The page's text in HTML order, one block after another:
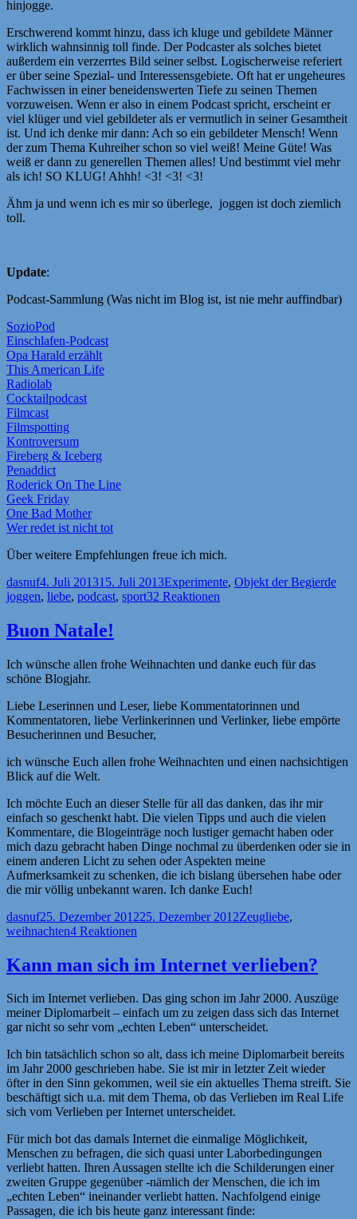
hinjogge.
Erschwerend kommt hinzu, dass ich kluge und gebildete Männer
wirklich wahnsinnig toll finde. Der Podcaster als solches bietet
außerdem ein verzerrtes Bild seiner selbst. Logischerweise referiert
er über seine Spezial- und Interessensgebiete. Oft hat er ungeheures
Fachwissen in einer beneidenswerten Tiefe zu seinen Themen
vorzuweisen. Wenn er also in einem Podcast spricht, erscheint er
viel klüger und viel gebildeter als er vermutlich in seiner Gesamtheit
ist. Und ich denke mir dann: Ach so ein gebildeter Mensch! Wenn
der zum Thema Kuhreiher schon so viel weiß! Meine Güte! Was
weiß er dann zu generellen Themen alles! Und bestimmt viel mehr
als ich! SO KLUG! Ahhh! <3! <3! <3!
Ähm ja und wenn ich es mir so überlege, joggen ist doch ziemlich
toll.
Update:
Podcast-Sammlung (Was nicht im Blog ist, ist nie mehr auffindbar)
SozioPod
Einschlafen-Podcast
Opa Harald erzählt
This American Life
Radiolab
Cocktailpodcast
Filmcast
Filmspotting
Kontroversum
Fireberg & Iceberg
Penaddict
Roderick On The Line
Geek Friday
One Bad Mother
Wer redet ist nicht tot
Über weitere Empfehlungen freue ich mich.
Autor
dasnufVeröffentlicht
am
4. Juli 201315. Juli 2013Kategorien
Experimente, Objekt der Begierde
joggen, liebe, podcast, sport32 Reaktionen
Buon Natale!
Ich wünsche allen frohe Weihnachten und danke euch für das
schöne Blogjahr.
Liebe Leserinnen und Leser, liebe Kommentatorinnen und
Kommentatoren, liebe Verlinkerinnen und Verlinker, liebe empörte
Besucherinnen und Besucher,
ich wünsche Euch allen frohe Weihnachten und einen nachsichtigen
Blick auf die Welt.
Ich möchte Euch an dieser Stelle für all das danken, das ihr mir
einfach so geschenkt habt. Die vielen Tipps und auch die vielen
Kommentare, die Blogeinträge noch lustiger gemacht haben oder
mich dazu gebracht haben Dinge nochmal zu überdenken oder sie in
einem anderen Licht zu sehen oder Aspekten meine
Aufmerksamkeit zu schenken, die ich bislang übersehen habe oder
die mir völlig unbekannt waren. Ich danke Euch!
Autor
dasnufVeröffentlicht
am
25. Dezember 201225. Dezember 2012Kategorien
ZeugSchlagwörter
liebe,
weihnachten4 Reaktionen
Kann man sich im Internet verlieben?
Sich im Internet verlieben. Das ging schon im Jahr 2000. Auszüge
meiner Diplomarbeit – einfach um zu zeigen dass sich das Internet
gar nicht so sehr vom „echten Leben“ unterscheidet.
Ich bin tatsächlich schon so alt, dass ich meine Diplomarbeit bereits
im Jahr 2000 geschrieben habe. Sie ist mir in letzter Zeit wieder
öfter in den Sinn gekommen, weil sie ein aktuelles Thema streift. Sie
beschäftigt sich u.a. mit dem Thema, ob das Verlieben im Real Life
sich vom Verlieben per Internet unterscheidet.
Für mich bot das damals Internet die einmalige Möglichkeit,
Menschen zu befragen, die sich quasi unter Laborbedingungen
verliebt hatten. Ihren Aussagen stellte ich die Schilderungen einer
zweiten Gruppe gegenüber -nämlich der Menschen, die ich im
„echten Leben“ ineinander verliebt hatten. Nachfolgend einige
Passagen, die ich bis heute ganz interessant finde: